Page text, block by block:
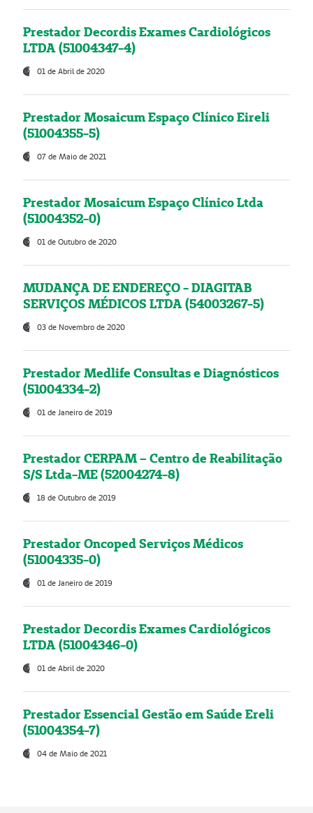
Prestador Decordis Exames Cardiológicos
LTDA (51004347-4)
01 de Abril de 2020
Prestador Mosaicum Espaço Clínico Eireli
(51004355-5)
07 de Maio de 2021
Prestador Mosaicum Espaço Clínico Ltda
(51004352-0)
01 de Outubro de 2020
MUDANÇA DE ENDEREÇO - DIAGITAB
SERVIÇOS MÉDICOS LTDA (54003267-5)
03 de Novembro de 2020
Prestador Medlife Consultas e Diagnósticos
(51004334-2)
01 de Janeiro de 2019
Prestador CERPAM – Centro de Reabilitação
S/S Ltda-ME (52004274-8)
18 de Outubro de 2019
Prestador Oncoped Serviços Médicos
(51004335-0)
01 de Janeiro de 2019
Prestador Decordis Exames Cardiológicos
LTDA (51004346-0)
01 de Abril de 2020
Prestador Essencial Gestão em Saúde Ereli
(51004354-7)
04 de Maio de 2021